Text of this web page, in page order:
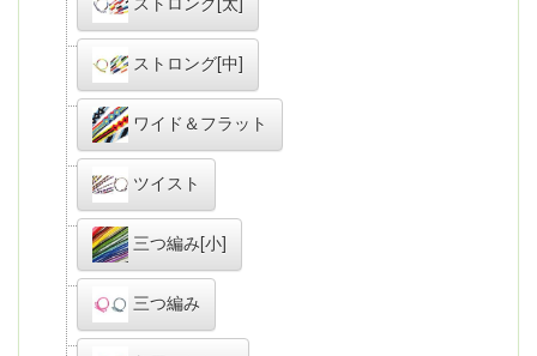
ストロング[中]
ワイド＆フラット
ツイスト
三つ編み[小]
三つ編み